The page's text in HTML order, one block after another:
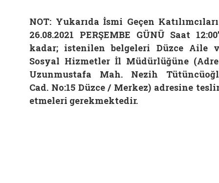
NOT: Yukarıda İsmi Geçen
26.08.2021 PERŞEMBE GÜNÜ Saat
kadar; istenilen belgeleri Düzce Aile
Sosyal Hizmetler İl Müdürlüğüne
Uzunmustafa Mah. Nezih
Cad. No:15 Düzce / Merkez) adresine
etmeleri gerekmektedir.